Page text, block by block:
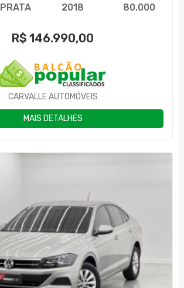
PRATA 2018 80.000
R$ 146.990,00
CARVALLE AUTOMÓVEIS
MAIS DETALHES